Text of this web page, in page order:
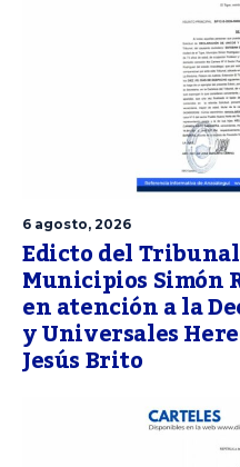
6 agosto, 2026
Edicto del
Municipios Simón
en atención a la
y Universales
Jesús Brito